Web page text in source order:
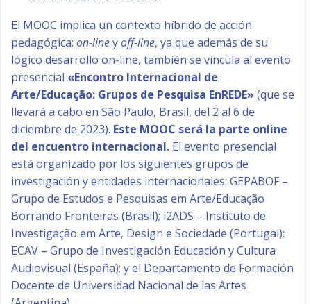
El MOOC implica un contexto híbrido de acción
pedagógica: on-lineyoff-line, ya que además de su
lógico desarrollo on-line, también se vincula al evento
presencial «Encontro Internacional de
Arte/Educação: Grupos de Pesquisa EnREDE» (que se
llevará a cabo en São Paulo, Brasil, del 2 al 6 de
diciembre de 2023). Este MOOC será la parte online
del encuentro internacional. El evento presencial
está organizado por los siguientes grupos de
investigación y entidades internacionales: GEPABOF –
Grupo de Estudos e Pesquisas em Arte/Educação
Borrando Fronteiras (Brasil); i2ADS – Instituto de
Investigação em Arte, Design e Sociedade (Portugal);
ECAV – Grupo de Investigación Educación y Cultura
Audiovisual (España); y el Departamento de Formación
Docente de Universidad Nacional de las Artes